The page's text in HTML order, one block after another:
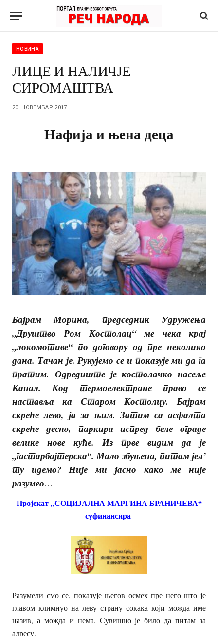
НОВИНА
ЛИЦЕ И НАЛИЧЈЕ
СИРОМАШТВА
20. НОВЕМБАР 2017.
Нафија и њена деца
Бајрам Морина, председник Удружења
„Друштво Ром Костолац“ ме чека крај
„локомотиве“ по договору од пре неколико
дана. Тачан је. Рукујемо се и показује ми да га
пратим. Одредиште је костолачко насеље
Канал. Код термоелектране право се
наставља ка Старом Костолцу. Бајрам
скреће лево, ја за њим. Затим са асфалта
скреће деснo, паркира испред беле ограде
велике нове куће. Из прве видим да је
„гастарбајтерска“. Мало збуњена, питам јел’
ту идемо? Није ми јасно како ме није
разумео…
Пројекат „СОЦИЈАЛНА МАРГИНА БРАНИЧЕВА“
суфинансира
Разумели смо се, показује његов осмех пре него што је
главом климнуо на леву страну сокака који можда име
назив, а можда и нема. Сувишно је било да питам за
адресу.